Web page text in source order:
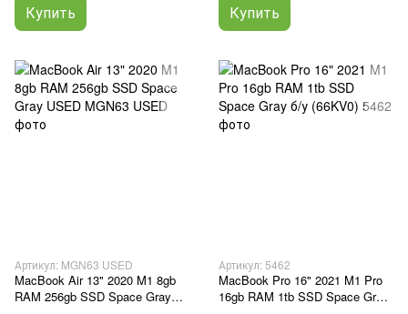
Купить Купить
Артикул: MGN63 USED
MacBook Air 13" 2020 M1 8gb
RAM 256gb SSD Space Gray
Артикул: 5462
MacBook Pro 16" 2021 M1 Pro
16gb RAM 1tb SSD Space Gray